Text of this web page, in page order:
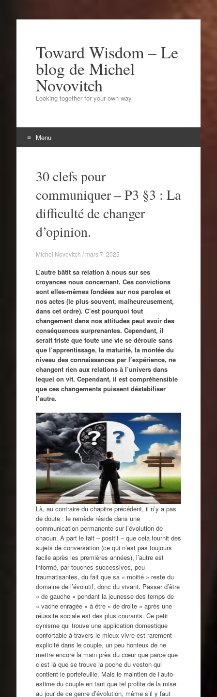
Toward Wisdom – Le
blog de Michel
Novovitch
Looking together for your own way
Menu
contenu30 clefs pour
communiquer – P3 §3 : La
difficulté de changer
d’opinion.
Michel Novovitch / mars 7, 2025
L’autre bâtit sa relation à nous sur ses
croyances nous concernant. Ces convictions
sont elles-mêmes fondées sur nos paroles et
nos actes (le plus souvent, malheureusement,
dans cet ordre). C’est pourquoi tout
changement dans nos attitudes peut avoir des
conséquences surprenantes. Cependant, il
serait triste que toute une vie se déroule sans
que l’apprentissage, la maturité, la montée du
niveau des connaissances par l’expérience, ne
changent rien aux relations à l’univers dans
lequel on vit. Cependant, il est compréhensible
que ces changements puissent déstabiliser
l’autre.
Là, au contraire du chapitre précédent, il n’y a pas
de doute : le remède réside dans une
communication permanente sur l’évolution de
chacun. À part le fait – positif – que cela fournit des
sujets de conversation (ce qui n’est pas toujours
facile après les premières années), l’autre est
informé, par touches successives, peu
traumatisantes, du fait que sa « moitié » reste du
domaine de l’évolutif, donc du vivant. Passer d’être
« de gauche » pendant la jeunesse des temps de
« vache enragée » à être « de droite » après une
réussite sociale est des plus courants. Ce petit
cynisme qui trouve une application domestique
confortable à travers le mieux-vivre est rarement
explicité dans le couple, un peu honteux de ne
mettre encore la main près du cœur que parce que
c’est là que se trouve la poche du veston qui
contient le portefeuille. Mais le maintien de l’auto-
estime du couple en tant que tel profite de la mise
au jour de ce genre d’évolution, même s’il y faut